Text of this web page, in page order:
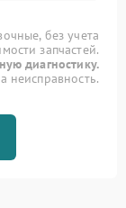
без учета
запчастей.
диагностику.
неисправность.